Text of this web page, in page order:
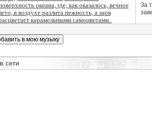
океана, где, как оказалось, вечное
в воздухе разлита нежность, а заря
карамельными самоцветами..
За
сети